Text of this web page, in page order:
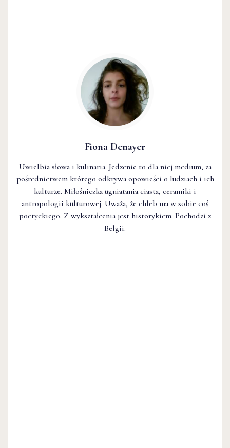
Fiona Denayer
Uwielbia słowa i kulinaria. Jedzenie to dla niej medium, za
pośrednictwem którego odkrywa opowieści o ludziach i ich
kulturze. Miłośniczka ugniatania ciasta, ceramiki i
antropologii kulturowej. Uważa, że chleb ma w sobie coś
poetyckiego. Z wykształcenia jest historykiem. Pochodzi z
Belgii.